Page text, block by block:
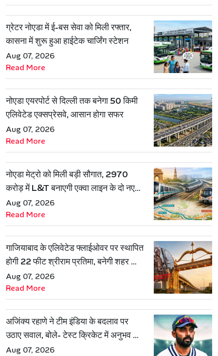
ग्रेटर नोएडा में ई-बस सेवा को मिली रफ्तार,
कासना में शुरू हुआ हाईटेक चार्जिंग स्टेशन
Aug 07, 2026
Read More
नोएडा एयरपोर्ट से दिल्ली तक बनेगा 50 किमी
एलिवेटेड एक्सप्रेसवे, आसान होगा सफर
Aug 07, 2026
Read More
नोएडा मेट्रो को मिली बड़ी सौगात, 2970
करोड़ में L&T बनाएगी एक्वा लाइन के दो नए
रूट
Aug 07, 2026
Read More
गाजियाबाद के एलिवेटेड फ्लाईओवर पर स्थापित
होगी 22 फीट श्रीराम प्रतिमा, बनेगी शहर की
नई पहचान
Aug 07, 2026
Read More
अजिंक्य रहाणे ने टीम इंडिया के बदलाव पर
उठाए सवाल, बोले- टेस्ट क्रिकेट में अनुभव की
जरूरत हमेशा रहेगी
Aug 07, 2026